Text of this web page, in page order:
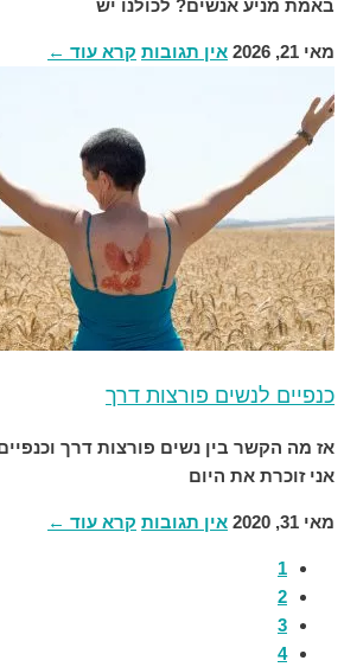
באמת מניע אנשים? לכולנו יש
מאי 21, 2026 אין תגובות קרא עוד ←
כנפיים לנשים פורצות דרך
אז מה הקשר בין נשים פורצות דרך
אני זוכרת את היום
מאי 31, 2020 אין תגובות קרא עוד ←
1
2
3
4